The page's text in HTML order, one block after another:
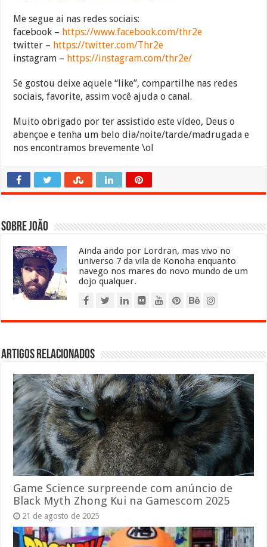
Me segue ai nas redes sociais:
facebook – https://www.facebook.com/thr2e
twitter – https://twitter.com/Thr2e
instagram – https://instagram.com/thr2e/
Se gostou deixe aquele “like”, compartilhe nas redes
sociais, favorite, assim você ajuda o canal.
Muito obrigado por ter assistido este vídeo, Deus o
abençoe e tenha um belo dia/noite/tarde/madrugada e
nos encontramos brevemente \ol
Sobre João
Ainda ando por Lordran, mas vivo no
universo 7 da vila de Konoha enquanto
navego nos mares do novo mundo de um
dojo qualquer.
Artigos relacionados
Game Science surpreende com anúncio de
Black Myth Zhong Kui na Gamescom 2025
21 de agosto de 2025